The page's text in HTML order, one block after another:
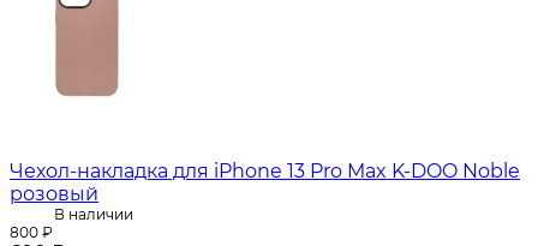
Чехол-накладка для iPhone 13 Pro Max K-DOO Noble
розовый
В наличии
800 ₽